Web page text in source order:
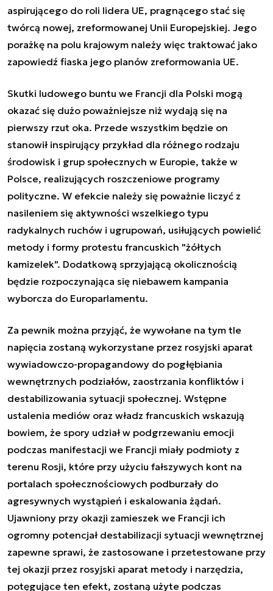
aspirującego do roli lidera UE, pragnącego stać się
twórcą nowej, zreformowanej Unii Europejskiej. Jego
porażkę na polu krajowym należy więc traktować jako
zapowiedź fiaska jego planów zreformowania UE.
Skutki ludowego buntu we Francji dla Polski mogą
okazać się dużo poważniejsze niż wydają się na
pierwszy rzut oka. Przede wszystkim będzie on
stanowił inspirujący przykład dla różnego rodzaju
środowisk i grup społecznych w Europie, także w
Polsce, realizujących roszczeniowe programy
polityczne. W efekcie należy się poważnie liczyć z
nasileniem się aktywności wszelkiego typu
radykalnych ruchów i ugrupowań, usiłujących powielić
metody i formy protestu francuskich "żółtych
kamizelek". Dodatkową sprzyjającą okolicznością
będzie rozpoczynająca się niebawem kampania
wyborcza do Europarlamentu.
Za pewnik można przyjąć, że wywołane na tym tle
napięcia zostaną wykorzystane przez rosyjski aparat
wywiadowczo-propagandowy do pogłębiania
wewnętrznych podziałów, zaostrzania konfliktów i
destabilizowania sytuacji społecznej. Wstępne
ustalenia mediów oraz władz francuskich wskazują
bowiem, że spory udział w podgrzewaniu emocji
podczas manifestacji we Francji miały podmioty z
terenu Rosji, które przy użyciu fałszywych kont na
portalach społecznościowych podburzały do
agresywnych wystąpień i eskalowania żądań.
Ujawniony przy okazji zamieszek we Francji ich
ogromny potencjał destabilizacji sytuacji wewnętrznej
zapewne sprawi, że zastosowane i przetestowane przy
tej okazji przez rosyjski aparat metody i narzędzia,
potęgujące ten efekt, zostaną użyte podczas